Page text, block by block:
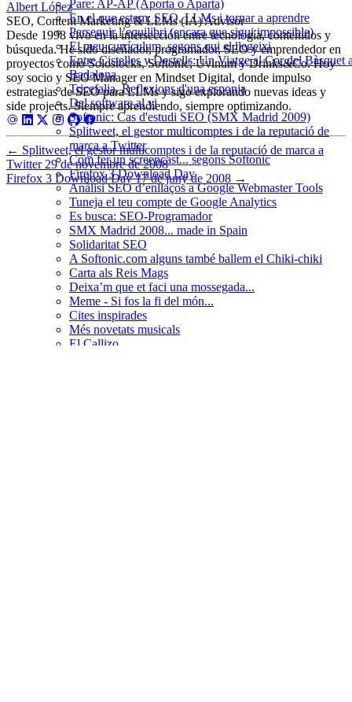
Pare: AP-AP (Aporta o Aparta)
En el que estem: SEO, LLMs i tornar a aprendre
Perseguir l’equilibri (encara que sigui impossible)
El meu currículum, segons qui el llegeixi
Entre Cistelles y Destells: Un Viatge al Cor del Bàsquet
Badalona
Tricefalia. Reflexions d'una esponja
Del software al vi
Softonic: Cas d'estudi SEO (SMX Madrid 2009)
Splitweet, el gestor multicomptes i de la reputació de
marca a Twitter
Com fer un screencast... segons Softonic
Firefox 3 Download Day
Anàlisi SEO d’enllaços a Google Webmaster Tools
Tuneja el teu compte de Google Analytics
Es busca: SEO-Programador
SMX Madrid 2008... made in Spain
Solidaritat SEO
A Softonic.com alguns també ballem el Chiki-chiki
Carta als Reis Mags
Deixa’m que et faci una mossegada...
Meme - Si fos la fi del món...
Cites inspirades
Més novetats musicals
El Callizo
Albert López
SEO, Content Marketing & LLMs (IA) Advisor
Desde 1998 vivo en la intersección entre tecnología, contenidos y
búsqueda. He sido diseñador, programador, SEO y emprendedor en
proyectos como Solostocks, Softonic, Uvinum y Drinks&Co. Hoy
soy socio y SEO Manager en Mindset Digital, donde impulso
estrategias de SEO para LLMs y sigo explorando nuevas ideas y
side projects. Siempre aprendiendo, siempre optimizando.
← Splitweet, el gestor multicomptes i de la reputació de marca a
Twitter 29 de novembre de 2008
Firefox 3 Download Day 17 de juny de 2008 →